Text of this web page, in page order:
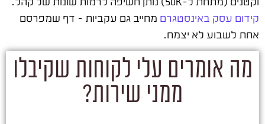
קידום עסק באינסטגרם מחייב גם עקביות – דף שמפרסם
אחת לשבוע לא יצמח.
מה אומרים עלי לקוחות שקיבלו
ממני שירות?